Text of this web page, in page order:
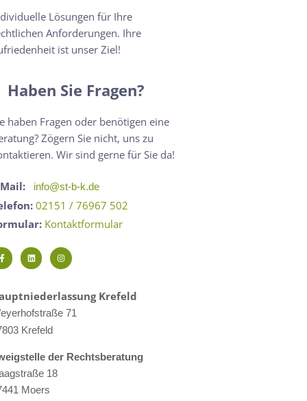
Lösungen für Ihre
Anforderungen. Ihre
ist unser Ziel!
Haben Sie Fragen?
haben Fragen oder benötigen eine
Zögern Sie nicht, uns zu
Wir sind gerne für Sie da!
Mail: info@st-b-k.de
02151 / 76967 502
Kontaktformular
Krefeld
71
Krefeld
der Rechtsberatung
18
Moers